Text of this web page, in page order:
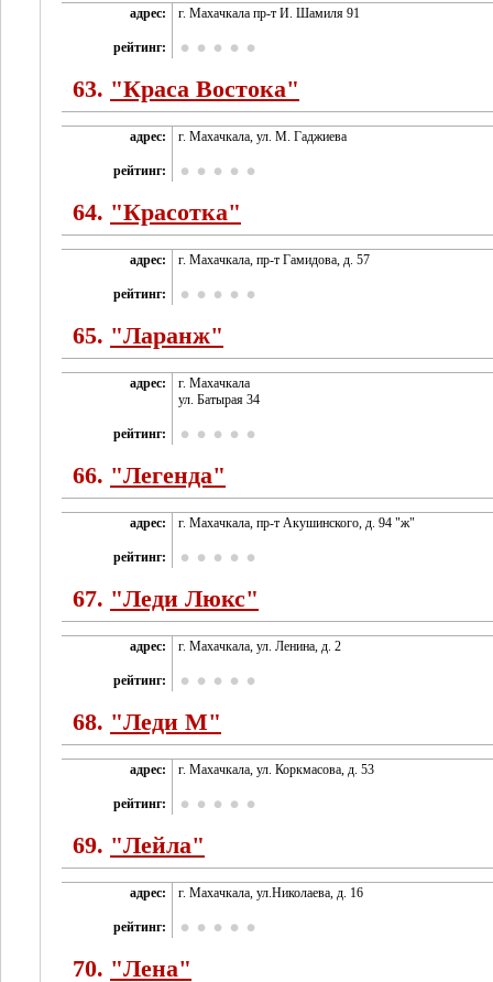
адрес: г. Махачкала пр-т И. Шамиля 91
рейтинг:
63. "Краса Востока"
адрес: г. Махачкала, ул. М. Гаджиева
рейтинг:
64. "Красотка"
адрес: г. Махачкала, пр-т Гамидова, д. 57
рейтинг:
65. "Ларанж"
адрес:
г. Махачкала
ул. Батырая 34
рейтинг:
66. "Легенда"
адрес: г. Махачкала, пр-т Акушинского, д. 94 "ж"
рейтинг:
67. "Леди Люкс"
адрес: г. Махачкала, ул. Ленина, д. 2
рейтинг:
68. "Леди М"
адрес: г. Махачкала, ул. Коркмасова, д. 53
рейтинг:
69. "Лейла"
адрес: г. Махачкала, ул.Николаева, д. 16
рейтинг:
70. "Лена"